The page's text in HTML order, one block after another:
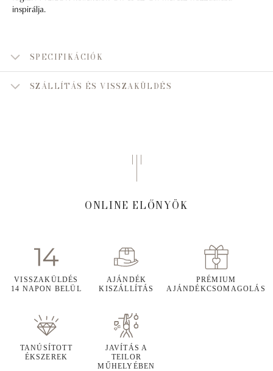
inspirálja.
SPECIFIKÁCIÓK
SZÁLLÍTÁS ÉS VISSZAKÜLDÉS
ONLINE ELŐNYÖK
VISSZAKÜLDÉS
14 NAPON BELÜL
AJÁNDÉK
KISZÁLLÍTÁS
PRÉMIUM
AJÁNDÉKCSOMAGOLÁS
TANÚSÍTOTT
ÉKSZEREK
JAVÍTÁS A
TEILOR
MŰHELYÉBEN